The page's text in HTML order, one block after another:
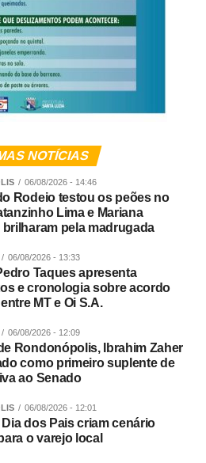
NOTÍCIAS
06/08/2026 - 14:46
Rodeio testou os peões no
Lima e Mariana
brilharam pela madrugada
06/08/2026 - 13:33
Taques apresenta
e cronologia sobre acordo
MT e Oi S.A.
06/08/2026 - 12:09
Rondonópolis, Ibrahim Zaher
como primeiro suplente de
ao Senado
06/08/2026 - 12:01
dos Pais criam cenário
o varejo local